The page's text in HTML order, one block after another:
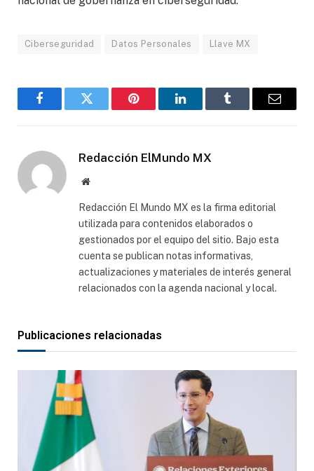
Ciberseguridad Datos Personales Llave MX
FacebookGorjeo Pinterest LinkedInTumblr
Correo
Redacción ElMundo MX
Sitio
Redacción El Mundo MX es la firma editorial
utilizada para contenidos elaborados o
gestionados por el equipo del sitio. Bajo esta
cuenta se publican notas informativas,
actualizaciones y materiales de interés general
relacionados con la agenda nacional y local.
Publicaciones relacionadas